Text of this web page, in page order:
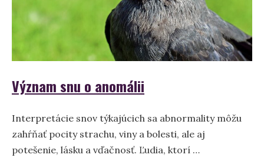
Význam snu o anomálii
Interpretácie snov týkajúcich sa abnormality môžu
zahŕňať pocity strachu, viny a bolesti, ale aj
potešenie, lásku a vďačnosť. Ľudia, ktorí …